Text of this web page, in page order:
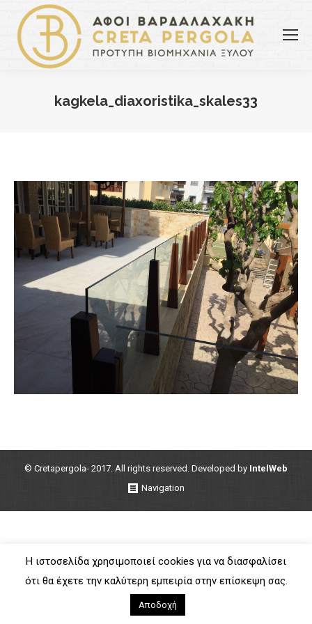
kagkela_diaxoristika_skales33
© Cretapergola- 2017. All rights reserved. Developed by IntelWeb
Navigation
Η ιστοσελίδα χρησιμοποιεί cookies για να διασφαλίσει
ότι θα έχετε την καλύτερη εμπειρία στην επίσκεψη σας.
Αποδοχή